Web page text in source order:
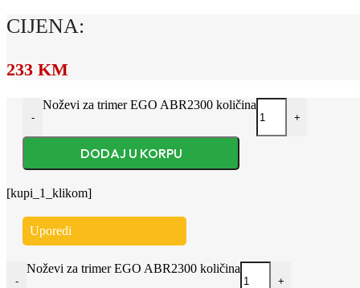
CIJENA:
233 KM
-
Noževi za trimer EGO ABR2300 količina
+
DODAJ U KORPU
[kupi_1_klikom]
Uporedi
-
Noževi za trimer EGO ABR2300 količina
+